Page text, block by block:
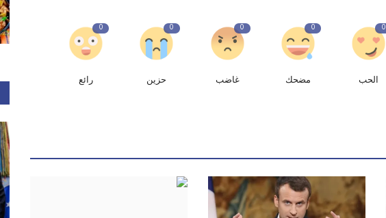
0
الحب
0
مضحك
0
غاضب
0
حزين
0
رائع